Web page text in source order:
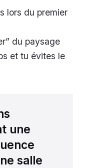
lors du premier
du paysage
et tu évites le
une
salle